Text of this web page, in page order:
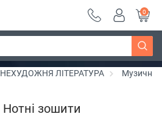
20%
0
НЕХУДОЖНЯ ЛІТЕРАТУРА Музичні
зошити